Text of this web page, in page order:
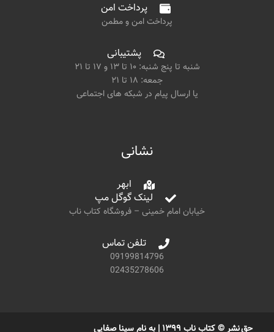
پرداخت امن
پرداخت امن و مطمن
پشتیبانی
شنبه تا پنج شنبه: ۱۰ تا ۱۳ و ۱۷ تا ۲۱
جمعه: ۱۸ تا ۲۱
یا ارسال پیام در شبکه های اجتماعی
نشانی
ابهر
لینک گوگل مپ
خیابان امام خمینی – فروشگاه کتاب ناب
تلفن تماس
09199814796
02435278606
حق نشر © کتاب ناب ۱۳۹۹ | به نام سینا صفایی